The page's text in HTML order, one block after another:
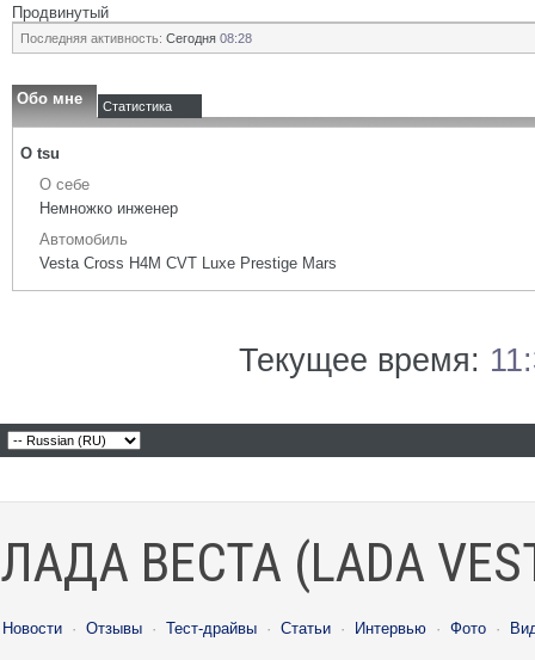
Продвинутый
Последняя активность: Сегодня 08:28
Обо мне Статистика
О tsu
О себе
Немножко инженер
Автомобиль
Vesta Cross H4M CVT Luxe Prestige Mars
Текущее время:
ЛАДА ВЕСТА (LADA
Новости · Отзывы · Тест-драйвы · Статьи · Интервью · Фото ·